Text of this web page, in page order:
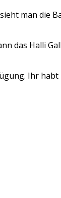
man die
das Halli
Ihr habt